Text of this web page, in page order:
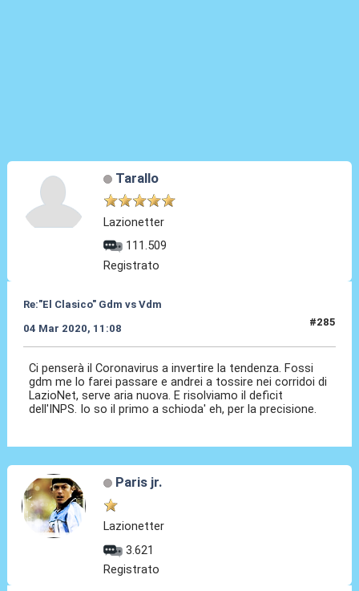
Tarallo
Lazionetter
111.509
Registrato
Re:"El Clasico" Gdm vs Vdm
04 Mar 2020, 11:08
#285
Ci penserà il Coronavirus a invertire la tendenza. Fossi
gdm me lo farei passare e andrei a tossire nei corridoi di
LazioNet, serve aria nuova. E risolviamo il deficit
dell'INPS. Io so il primo a schioda' eh, per la precisione.
Paris jr.
Lazionetter
3.621
Registrato